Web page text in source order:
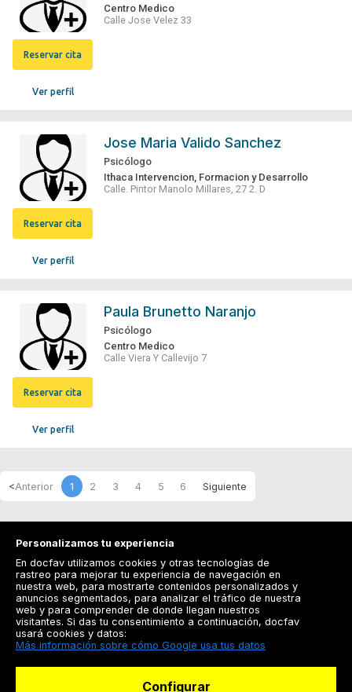
Ver perfil
Reservar cita
Centro Medico
Calle Jose Velez 33
Ver perfil
Reservar cita
Jose Maria Valido Sanchez
Psicólogo
Ithaca Intervencion, Formacion y Desarrollo
Calle. Pintor Manolo Millares, 27 2. D
Ver perfil
Reservar cita
Paula Brunetto Naranjo
Psicólogo
Centro Medico
Calle Viera Y Callevijo 7
1 2 3 4 5 6
Registrarse
Docfav
Personalizamos tu experiencia
En docfav utilizamos cookies y otras tecnologías de
rastreo para mejorar tu experiencia de navegación en
nuestra web, para mostrarte contenidos personalizados y
anuncios segmentados, para analizar el tráfico de nuestra
web y para comprender de donde llegan nuestros
visitantes. Si das tu consentimiento a continuación, docfav
usará cookies y datos:
Más información sobre cómo Google usa tus datos
Configurar